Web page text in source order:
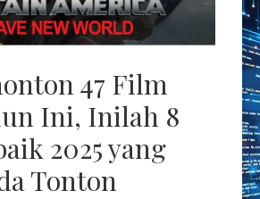
47 Film
Ini, Inilah 8
2025 yang
Tonton